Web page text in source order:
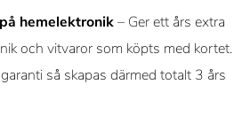
hemelektronik– Ger ett års extra
och vitvaror som köpts med kortet.
så skapas därmed totalt 3 års